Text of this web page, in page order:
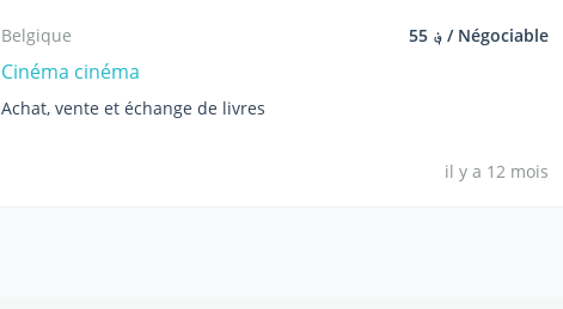
Belgique ؋ 55 / Négociable
Cinéma cinéma
Achat, vente et échange de livres
il y a 12 mois